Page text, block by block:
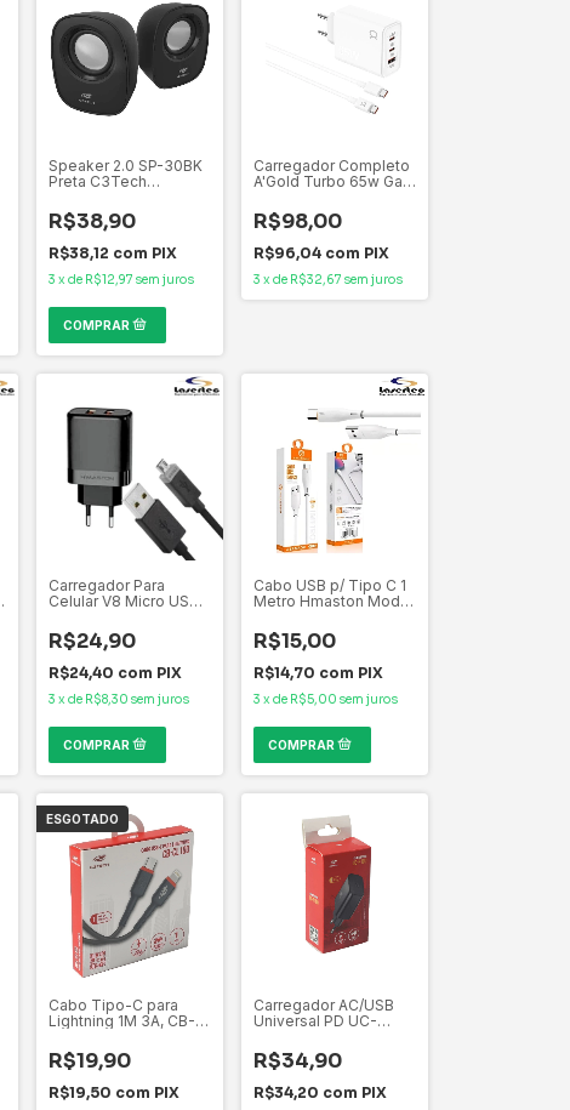
Speaker 2.0 SP-30BK
Preta C3Tech
135 cm
R$38,90
R$38,12 com PIX
3 x de R$12,97 sem juros
Carregador Completo
A'Gold Turbo 65w Gan
Branco
R$98,00
R$96,04 com PIX
3 x de R$32,67 sem juros
Carregador Para
Celular V8 Micro USB
R$24,90
R$24,40 com PIX
3 x de R$8,30 sem juros
Cabo USB p/ Tipo C 1
Metro Hmaston Mod
Amperes
Carregamento Turbo
R$15,00
R$14,70 com PIX
3 x de R$5,00 sem juros
ESGOTADO
Cabo Tipo-C para
Lightning 1M 3A, CB-
R$19,90
R$19,50 com PIX
Carregador AC/USB
Universal PD UC-
5V/3A, 9V/2.22A e
12V/1.67A
R$34,90
R$34,20 com PIX